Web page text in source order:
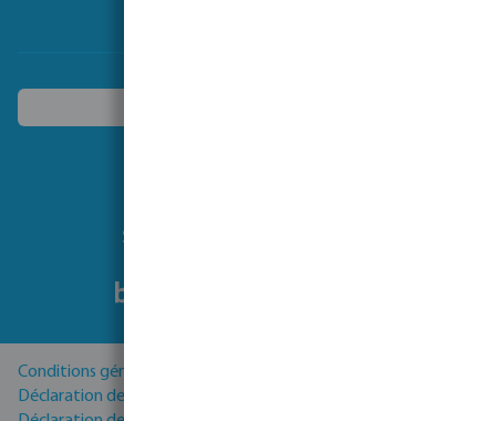
Suivez-nous
Conditions générales
Déclaration de Confidentialité